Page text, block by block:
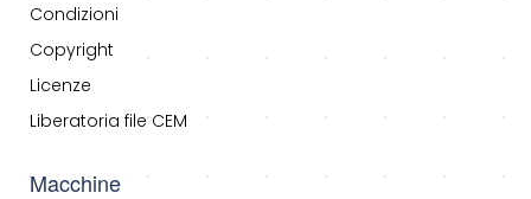
Condizioni
Copyright
Licenze
Liberatoria file CEM
Macchine